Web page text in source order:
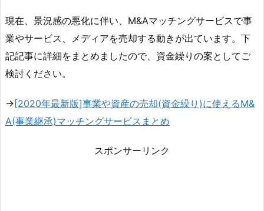
現在、景況感の悪化に伴い、M&Aマッチングサービスで事
業やサービス、メディアを売却する動きが出ています。下
記記事に詳細をまとめましたので、資金繰りの案としてご
検討ください。
→[2020年最新版]事業や資産の売却(資金繰り)に使えるM&
A(事業継承)マッチングサービスまとめ
スポンサーリンク